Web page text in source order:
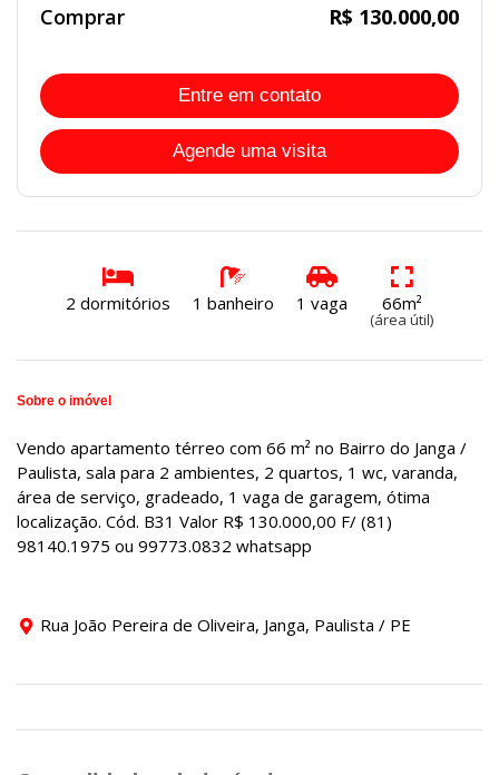
Comprar R$ 130.000,00
Entre em contato
Agende uma visita
2 dormitórios 1 banheiro 1 vaga 66m²
(área útil)
Sobre o imóvel
Vendo apartamento térreo com 66 m² no Bairro do Janga /
Paulista, sala para 2 ambientes, 2 quartos, 1 wc, varanda,
área de serviço, gradeado, 1 vaga de garagem, ótima
localização. Cód. B31 Valor R$ 130.000,00 F/ (81)
98140.1975 ou 99773.0832 whatsapp
Rua João Pereira de Oliveira, Janga, Paulista / PE